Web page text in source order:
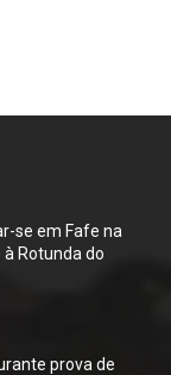
se em Fafe na
Rotunda do
prova de